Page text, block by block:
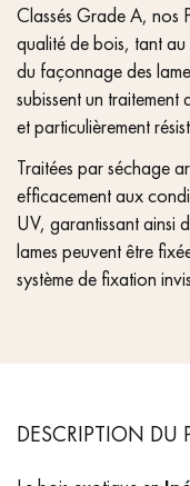
Classés Grade A, nos
qualité de bois, tant
du façonnage des
subissent un
et particulièrement
Traitées par séchage
efficacement aux
UV, garantissant ainsi
lames peuvent être
système de fixation
DESCRIPTION DU